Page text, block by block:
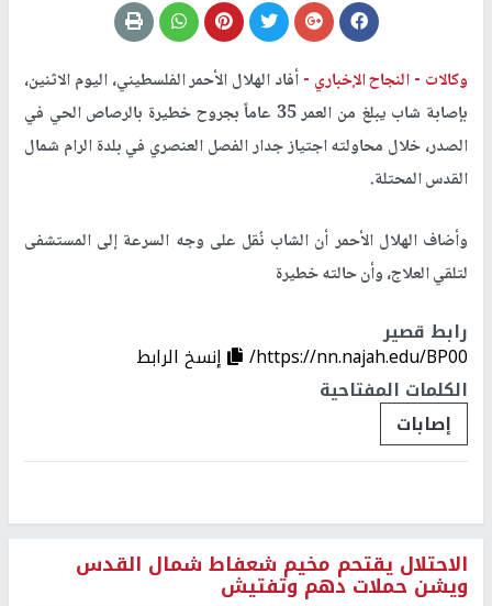
وكالات -النجاح الإخباري -أفاد الهلال الأحمر الفلسطيني، اليوم الاثنين،
بإصابة شاب يبلغ من العمر 35 عاماً بجروح خطيرة بالرصاص الحي في
الصدر، خلال محاولته اجتياز جدار الفصل العنصري في بلدة الرام شمال
القدس المحتلة.
وأضاف الهلال الأحمر أن الشاب نُقل على وجه السرعة إلى المستشفى
لتلقي العلاج، وأن حالته خطيرة
رابط قصير
https://nn.najah.edu/BP00/
إنسخ الرابط
الكلمات المفتاحية
إصابات
الاحتلال يقتحم مخيم شعفاط شمال القدس
ويشن حملات دهم وتفتيش